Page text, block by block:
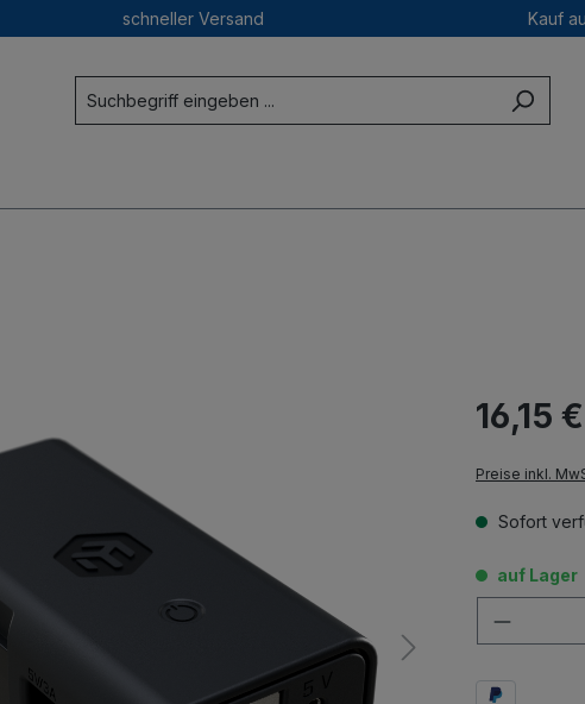
schneller Versand Kauf
16,15
Preise inkl.
Sofort
auf Lager